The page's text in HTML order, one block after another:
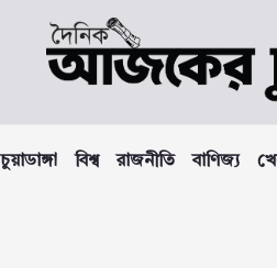
চুয়াডাঙ্গা বিশ্ব রাজনীতি বাণিজ্য